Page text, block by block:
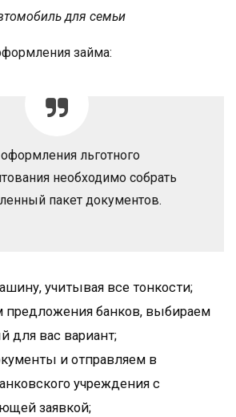
для семьи
займа:
льготного
необходимо собрать
пакет документов.
учитывая все тонкости;
предложения банков, выбираем
для вас вариант;
и отправляем в
учреждения с
заявкой;